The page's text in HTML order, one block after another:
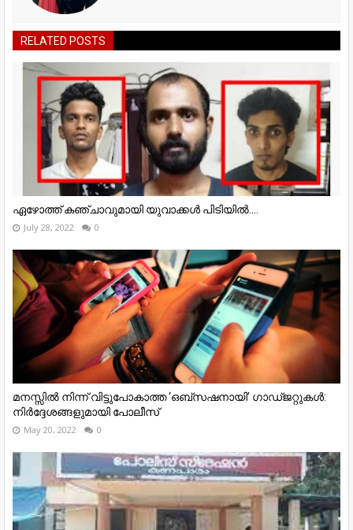
RELATED POSTS
ഏഴോത്ത് കഞ്ചാവുമായി യുവാക്കൾ പിടിയിൽ....
July 28, 2022 0
മനസ്സിൽ നിന്ന് വിട്ടുപോകാത്ത ‘ഒബ്സഷനായി’ ഗാഡ്ജറ്റുകൾ:
നിർദ്ദേശങ്ങളുമായി പോലീസ്
May 20, 2022 0